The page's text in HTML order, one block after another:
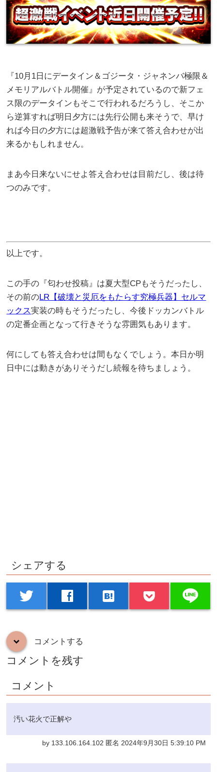
『10月1日にデータイン＆ゴジータ・ジャネンバ極限＆
メモリアルバトル開催』が予定されているので新フェ
ス限のデータインもそこで行われるだろうし、そこか
ら逆算すれば明日夕方には先行公開も来そうで、早け
れば今日の夕方には超激戦予告が来て答え合わせが出
来るかもしれません。
まあ今日来ないにせよ答え合わせは目前だし、後は待
つのみです。
以上です。
この手の『匂わせ投稿』は夏大型CPもそうだったし、
その前のLR【破壊と災厄をもたらす究極兵器】セルマ
ックス実装の時もそうだったし、今後ドッカンバトル
の定番企画となって行きそうな雰囲気もあります。
何にしても答え合わせは間もなくでしょう。本日か明
日中には動きがありそうだし続報を待ちましょう。
シェアする
twitter facebook hatenabookmark line
down コメントする
コメントを残す
コメント
汚い花火で正解や
by 133.106.164.102 匿名 2024年9月30日 5:39:10 PM